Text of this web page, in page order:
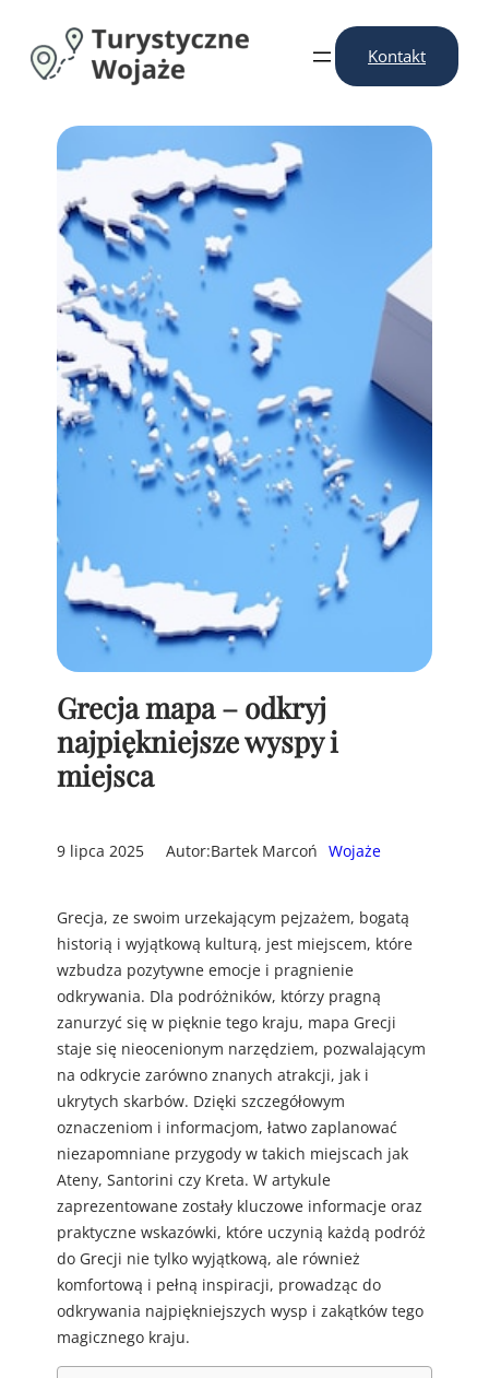
treści
Kontakt
Grecja mapa – odkryj
najpiękniejsze wyspy i
miejsca
9 lipca 2025 Autor:Bartek Marcoń Wojaże
Grecja, ze swoim urzekającym pejzażem, bogatą
historią i wyjątkową kulturą, jest miejscem, które
wzbudza pozytywne emocje i pragnienie
odkrywania. Dla podróżników, którzy pragną
zanurzyć się w pięknie tego kraju, mapa Grecji
staje się nieocenionym narzędziem, pozwalającym
na odkrycie zarówno znanych atrakcji, jak i
ukrytych skarbów. Dzięki szczegółowym
oznaczeniom i informacjom, łatwo zaplanować
niezapomniane przygody w takich miejscach jak
Ateny, Santorini czy Kreta. W artykule
zaprezentowane zostały kluczowe informacje oraz
praktyczne wskazówki, które uczynią każdą podróż
do Grecji nie tylko wyjątkową, ale również
komfortową i pełną inspiracji, prowadząc do
odkrywania najpiękniejszych wysp i zakątków tego
magicznego kraju.